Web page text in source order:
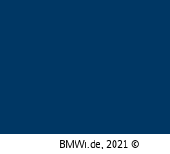
BMWi.de, 2021 ©